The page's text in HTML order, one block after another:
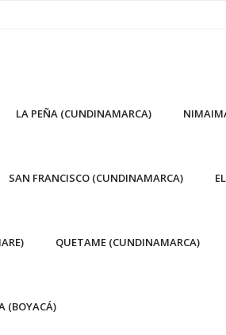
LA PEÑA (CUNDINAMARCA)
SAN FRANCISCO (CUNDINAMARCA)
QUETAME (CUNDINAMARCA)
(BOYACÁ)